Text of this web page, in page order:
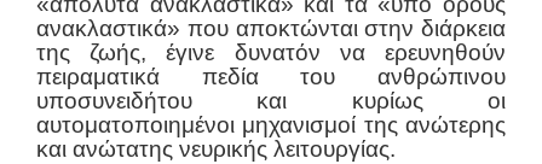
ανακλαστικά» που αποκτώνται στην διάρκεια
της ζωής, έγινε δυνατόν να ερευνηθούν
πειραματικά πεδία του ανθρώπινου
υποσυνειδήτου και κυρίως οι
αυτοματοποιημένοι μηχανισμοί της ανώτερης
και ανώτατης νευρικής λειτουργίας.